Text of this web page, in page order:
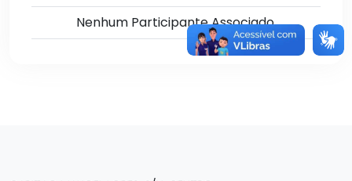
Nenhum Participante Associado.